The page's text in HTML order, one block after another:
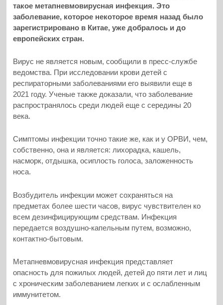
такое метапневмовирусная инфекция. Это
заболевание, которое некоторое время назад было
зарегистрировано в Китае, уже добралось и до
европейских стран.
Вирус не является новым, сообщили в пресс-службе
ведомства. При исследовании крови детей с
респираторными заболеваниями его выявили еще в
2021 году. Ученые также доказали, что заболевание
распространялось среди людей еще с середины 20
века.
Симптомы инфекции точно такие же, как и у ОРВИ, чем,
собственно, она и является: лихорадка, кашель,
насморк, отдышка, осиплость голоса, заложенность
носа.
Возбудитель инфекции может сохраняться на
предметах более шести часов, вирус чувствителен ко
всем дезинфицирующим средствам. Инфекция
передается воздушно-капельным путем, возможно,
контактно-бытовым.
Метапневмовирусная инфекция представляет
опасность для пожилых людей, детей до пяти лет и лиц
с хроническим заболеванием легких и с ослабленным
иммунитетом.